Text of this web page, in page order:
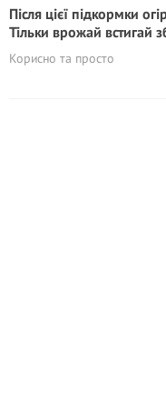
Після цієї підкормки
Тільки врожай встигай
Корисно та просто